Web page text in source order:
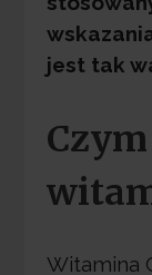
jest tak
Witamina